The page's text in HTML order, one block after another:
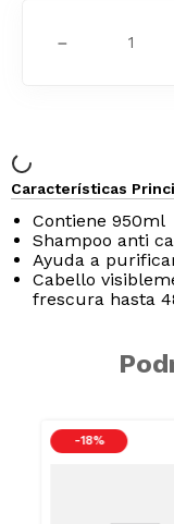
－
Características
Contiene 950ml
Shampoo anti
Ayuda a
Cabello
frescura hasta
-18 %